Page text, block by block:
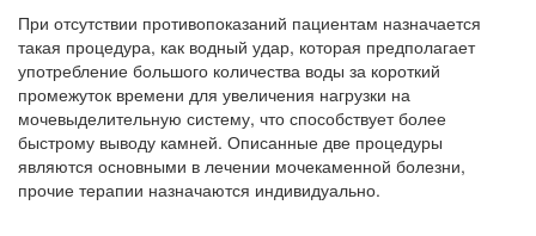
При отсутствии противопоказаний пациентам назначается
такая процедура, как водный удар, которая предполагает
употребление большого количества воды за короткий
промежуток времени для увеличения нагрузки на
мочевыделительную систему, что способствует более
быстрому выводу камней. Описанные две процедуры
являются основными в лечении мочекаменной болезни,
прочие терапии назначаются индивидуально.